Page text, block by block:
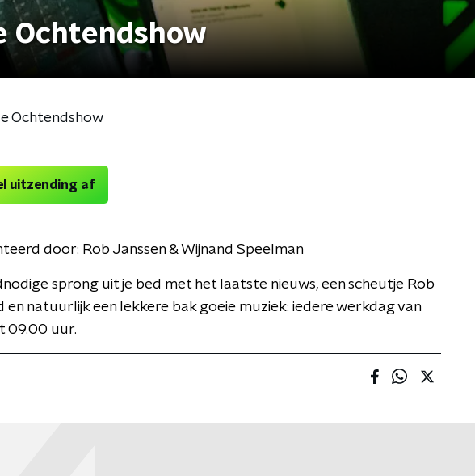
Ochtendshow
Ochtendshow
uitzending af
door: Rob Janssen & Wijnand Speelman
sprong uit je bed met het laatste nieuws, een scheutje Rob
en natuurlijk een lekkere bak goeie muziek: iedere werkdag van
09.00 uur.